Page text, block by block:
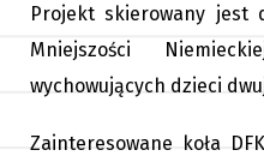
Projekt skierowany jest
Mniejszości
wychowujących dzieci
Zainteresowane koła